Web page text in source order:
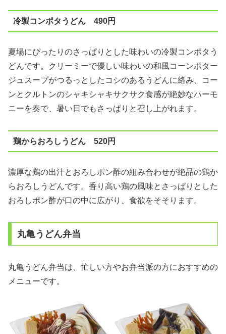
冷製コンポタうどん 490円
夏場にぴったりのさっぱりとした味わいの冷製コンポタう
どんです。クリーミーで優しい味わいの和風コーンポター
ジュスープがつるっとしたコシのあるうどんに絡み、コー
ンとクルトンのシャキシャキサクサク食感が絶妙なハーモ
ニーを奏で、暑い日でもさっぱりと召し上がれます。
鶏からおろしうどん 520円
濃厚な鶏の出汁とおろしポン酢の組み合わせが絶品の鶏か
らおろしうどんです。香り高い鶏の風味とさっぱりとした
おろしポン酢が口の中に広がり、食欲をそそります。
丸亀うどん弁当
丸亀うどん弁当は、忙しい方やお弁当派の方におすすめの
メニューです。